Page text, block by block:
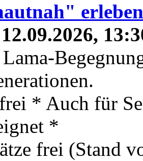
erleben
* Auch für
*
frei (Stand